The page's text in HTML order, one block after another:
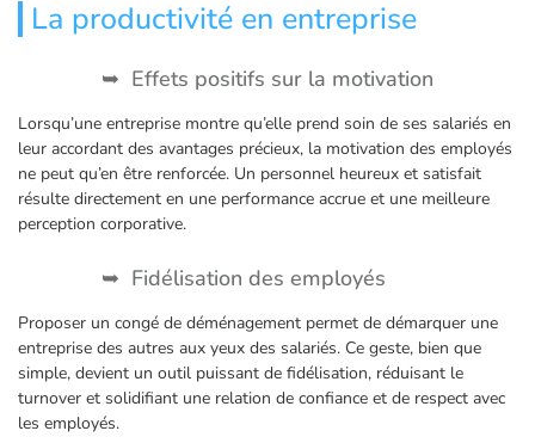
La productivité en entreprise
Effets positifs sur la motivation
Lorsqu’une entreprise montre qu’elle prend soin de ses salariés en
leur accordant des avantages précieux, la motivation des employés
ne peut qu’en être renforcée. Un personnel heureux et satisfait
résulte directement en une performance accrue et une meilleure
perception corporative.
Fidélisation des employés
Proposer un congé de déménagement permet de démarquer une
entreprise des autres aux yeux des salariés. Ce geste, bien que
simple, devient un outil puissant de fidélisation, réduisant le
turnover et solidifiant une relation de confiance et de respect avec
les employés.